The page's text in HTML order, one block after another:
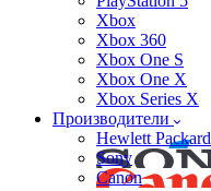
Xbox
Xbox 360
Xbox One S
Xbox One X
Xbox Series X
Производители
Hewlett Packard
Sony
Canon